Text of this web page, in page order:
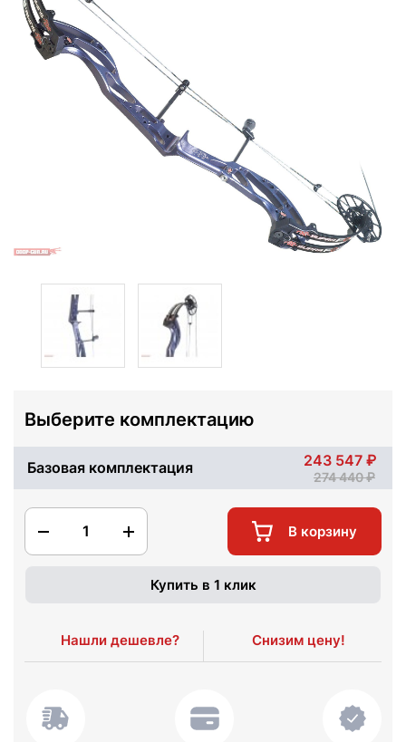
Выберите комплектацию
Базовая комплектация 243 547
274 440
1 В корзину
Купить в 1 клик
Нашли дешевле? Снизим цену!